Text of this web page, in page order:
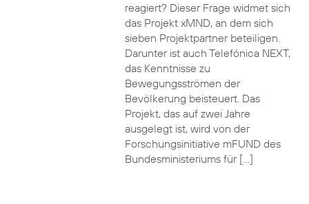
reagiert? Dieser Frage widmet sich
das Projekt xMND, an dem sich
sieben Projektpartner beteiligen.
Darunter ist auch Telefónica NEXT,
das Kenntnisse zu
Bewegungsströmen der
Bevölkerung beisteuert. Das
Projekt, das auf zwei Jahre
ausgelegt ist, wird von der
Forschungsinitiative mFUND des
Bundesministeriums für […]